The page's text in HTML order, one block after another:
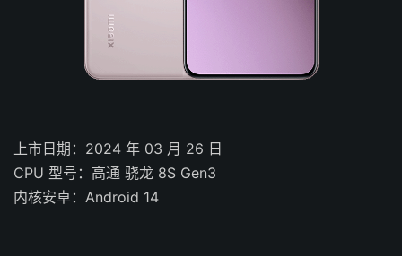
上市日期：2024 年 03 月 26 日
CPU 型号：高通 骁龙 8S Gen3
内核安卓：Android 14